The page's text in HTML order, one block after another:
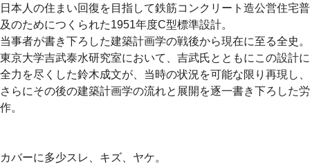
日本人の住まい回復を目指して鉄筋コンクリート造公営住宅普
及のためにつくられた1951年度C型標準設計。
当事者が書き下ろした建築計画学の戦後から現在に至る全史。
東京大学吉武泰水研究室において、吉武氏とともにこの設計に
全力を尽くした鈴木成文が、当時の状況を可能な限り再現し、
さらにその後の建築計画学の流れと展開を逐一書き下ろした労
作。
カバーに多少スレ、キズ、ヤケ。